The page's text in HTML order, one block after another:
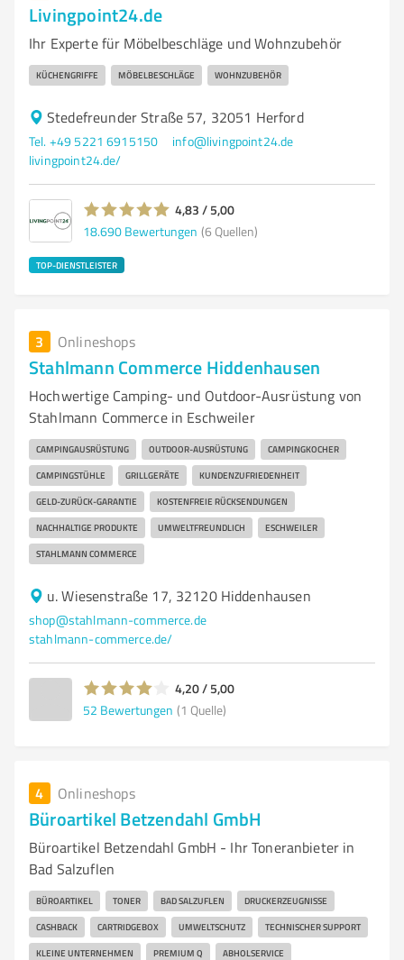
Livingpoint24.de
Ihr Experte für Möbelbeschläge und Wohnzubehör
KÜCHENGRIFFE MÖBELBESCHLÄGE WOHNZUBEHÖR
Stedefreunder Straße 57, 32051 Herford
Tel. +49 5221 6915150
info@livingpoint24.de
livingpoint24.de/
4,83 / 5,00
18.690 Bewertungen (6 Quellen)
TOP-DIENSTLEISTER
3 Onlineshops
Stahlmann Commerce Hiddenhausen
Hochwertige Camping- und Outdoor-Ausrüstung von
Stahlmann Commerce in Eschweiler
CAMPINGAUSRÜSTUNG OUTDOOR-AUSRÜSTUNG CAMPINGKOCHER
CAMPINGSTÜHLE GRILLGERÄTE KUNDENZUFRIEDENHEIT
GELD-ZURÜCK-GARANTIE KOSTENFREIE RÜCKSENDUNGEN
NACHHALTIGE PRODUKTE UMWELTFREUNDLICH ESCHWEILER
STAHLMANN COMMERCE
u. Wiesenstraße 17, 32120 Hiddenhausen
shop@stahlmann-commerce.de
stahlmann-commerce.de/
4,20 / 5,00
52 Bewertungen (1 Quelle)
4 Onlineshops
Büroartikel Betzendahl GmbH
Büroartikel Betzendahl GmbH - Ihr Toneranbieter in
Bad Salzuflen
BÜROARTIKEL TONER BAD SALZUFLEN DRUCKERZEUGNISSE
CASHBACK CARTRIDGEBOX UMWELTSCHUTZ TECHNISCHER SUPPORT
KLEINE UNTERNEHMEN PREMIUM Q ABHOLSERVICE